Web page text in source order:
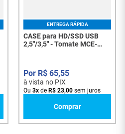
ENTREGA RÁPIDA
CASE para HD/SSD USB
2,5"/3,5" - Tomate MCE-
R$ 65,55
à vista no PIX
Ou 3x de R$ 23,00 sem juros
Comprar